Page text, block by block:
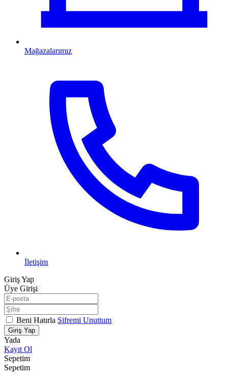
Mağazalarımız
İletişim
Giriş Yap
Üye Girişi
Beni Hatırla Şifremi Unuttum
Giriş Yap
Yada
Kayıt Ol
Sepetim
Sepetim